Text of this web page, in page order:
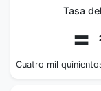
Tasa del
=
Cuatro mil